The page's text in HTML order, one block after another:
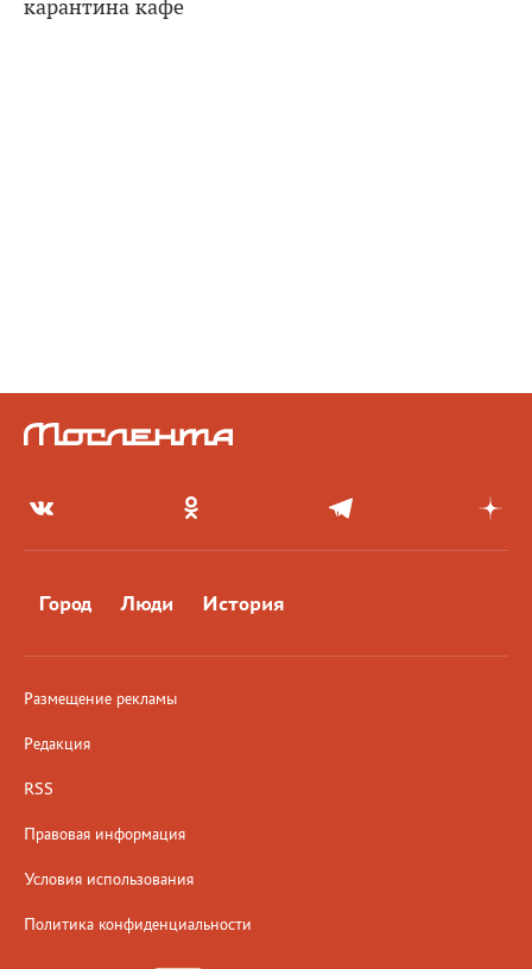
карантина кафе
Город Люди История
Размещение рекламы
Редакция
RSS
Правовая информация
Условия использования
Политика конфиденциальности